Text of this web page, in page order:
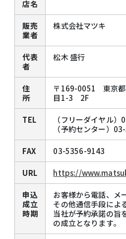
店名
販売
業者
株式会社マツキ
代表
者
松木 盛行
住
所
〒169-0051 東京都
目1-3 2F
TEL
（フリーダイヤル
（予約センター）
FAX 03-5356-9143
URL https://
申込
成立
時期
お客様から電話、メ
その他通信手段によ
当社が予約承諾の旨
の成立となります。